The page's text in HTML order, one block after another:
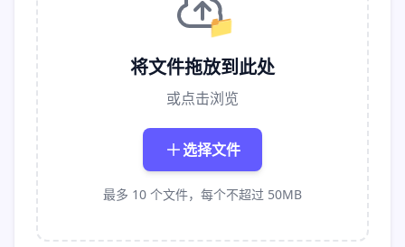
📁
将文件拖放到此处
或点击浏览
选择文件
最多 10 个文件，每个不超过 50MB